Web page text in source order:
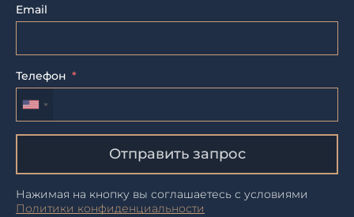
Email
Телефон
Отправить запрос
Нажимая на кнопку вы соглашаетесь с условиями
Политики конфиденциальности